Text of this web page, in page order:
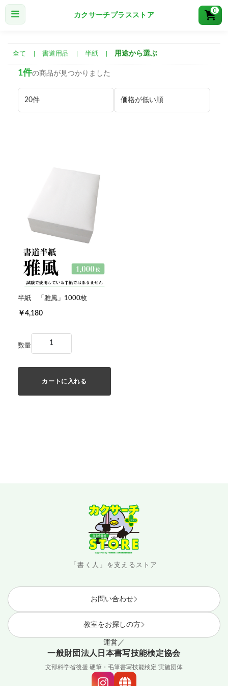
カクサーチプラスストア
0
全て 書道用品 半紙 用途から選ぶ
1件の商品が見つかりました
半紙 「雅風」1000枚
￥4,180
数量
カートに入れる
「書く人」を支えるストア
お問い合わせ
教室をお探しの方
運営／
一般財団法人日本書写技能検定協会
文部科学省後援 硬筆・毛筆書写技能検定 実施団体